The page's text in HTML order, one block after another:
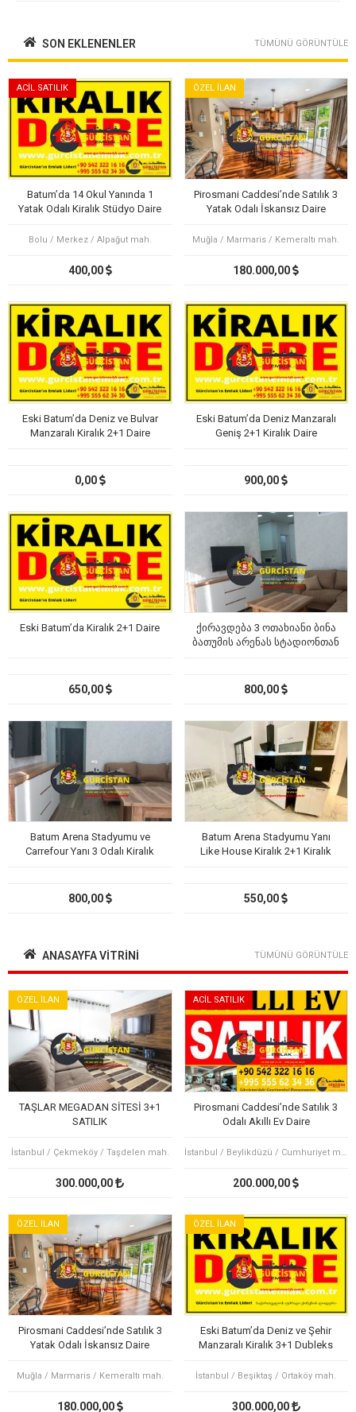
SON EKLENENLER TÜMÜNÜ GÖRÜNTÜLE
ACİL SATILIK
Batum’da 14 Okul Yanında 1
Yatak Odalı Kiralık Stüdyo Daire
Bolu / Merkez / Alpağut mah.
400,00
ÖZEL İLAN
Pirosmani Caddesi’nde Satılık 3
Yatak Odalı İskansız Daire
Muğla / Marmaris / Kemeraltı mah.
180.000,00
Eski Batum’da Deniz ve Bulvar
Manzaralı Kiralık 2+1 Daire
0,00
Eski Batum’da Deniz Manzaralı
Geniş 2+1 Kiralık Daire
900,00
Eski Batum’da Kiralık 2+1 Daire
650,00
ქირავდება 3 ოთახიანი ბინა
ბათუმის არენას სტადიონთან
800,00
Batum Arena Stadyumu ve
Carrefour Yanı 3 Odalı Kiralık
800,00
Batum Arena Stadyumu Yanı
Like House Kiralık 2+1 Kiralık
550,00
ANASAYFA VITRINI TÜMÜNÜ GÖRÜNTÜLE
ÖZEL İLAN
TAŞLAR MEGADAN SİTESİ 3+1
SATILIK
İstanbul / Çekmeköy / Taşdelen mah.
300.000,00
ACİL SATILIK
Pirosmani Caddesi’nde Satılık 3
Odalı Akıllı Ev Daire
İstanbul / Beylikdüzü / Cumhuriyet mah.
200.000,00
ÖZEL İLAN
Pirosmani Caddesi’nde Satılık 3
Yatak Odalı İskansız Daire
Muğla / Marmaris / Kemeraltı mah.
180.000,00
ÖZEL İLAN
Eski Batum’da Deniz ve Şehir
Manzaralı Kiralık 3+1 Dubleks
İstanbul / Beşiktaş / Ortaköy mah.
300.000,00